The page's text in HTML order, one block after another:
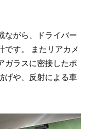
ながら、ドライバー
です。 またリアカメ
ガラスに密接したポ
げや、反射による車